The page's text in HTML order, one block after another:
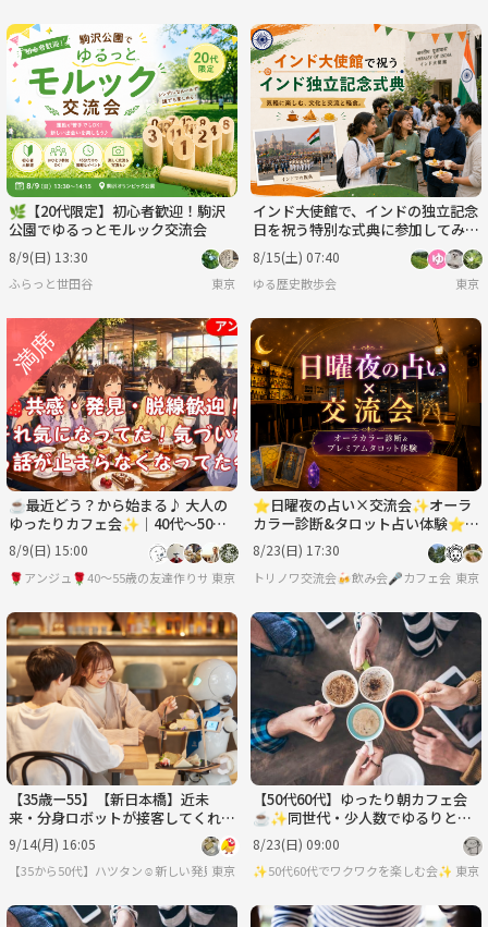
🌿【20代限定】初心者歓迎！駒沢
公園でゆるっとモルック交流会
8/9(日) 13:30
ふらっと世田谷 東京
インド大使館で、インドの独立記念
日を祝う特別な式典に参加してみま
せんか？
8/15(土) 07:40
ゆる歴史散歩会 東京
☕最近どう？から始まる♪ 大人の
ゆったりカフェ会✨│40代～50代
中盤│初めての方大歓迎😄
8/9(日) 15:00
🌹アンジュ🌹40～55歳の友達作りサークル
東京
⭐️日曜夜の占い×交流会✨オーラ
カラー診断&タロット占い体験⭐️お
気軽1人参加OK✨女性も安心参加
◎
8/23(日) 17:30
トリノワ交流会🍻飲み会🎤カフェ会☕️カラ
東京
【35歳ー55】【新日本橋】近未
来・分身ロボットが接客してくれる
カフェに行こう【女性主催】
9/14(月) 16:05
【35から50代】ハツタン☺️新しい発見探索コミュ
東京
【50代60代】ゆったり朝カフェ会
☕️✨同世代・少人数でゆるりとカ
フェトークを楽しもう☺️
8/23(日) 09:00
✨50代60代でワクワクを楽しむ会✨ 東京